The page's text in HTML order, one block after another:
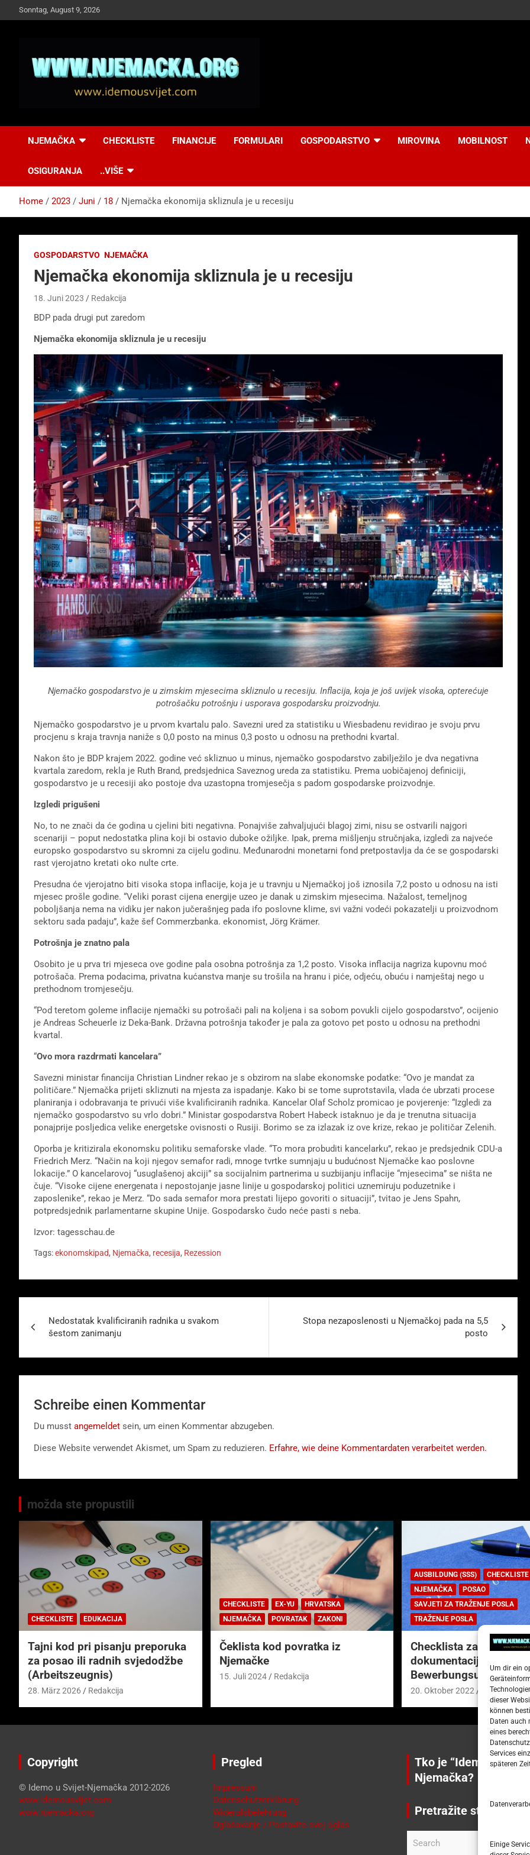
Um dir ein
dieser
können
Daten auch
eines
Services
späteren
Einige
to
Sonntag, August 9, 2026
Idemo u Svijet-
NJEMAČKA CHECKLISTE FINANCIJE FORMULARI GOSPODARSTVO MIROVINA MOBILNOST
OSIGURANJA ..VIŠE
Home 2023 Juni 18 Njemačka ekonomija skliznula je u recesiju
GOSPODARSTVO NJEMAČKA
Njemačka ekonomija skliznula je u recesiju
18. Juni 2023 Redakcija
BDP pada drugi put zaredom
Njemačka ekonomija skliznula je u recesiju
Njemačko gospodarstvo je u zimskim mjesecima skliznulo u recesiju. Inflacija, koja je još uvijek visoka, opterećuje
potrošačku potrošnju i usporava gospodarsku proizvodnju.
Njemačko gospodarstvo je u prvom kvartalu palo. Savezni ured za statistiku u Wiesbadenu revidirao je svoju prvu
procjenu s kraja travnja naniže s 0,0 posto na minus 0,3 posto u odnosu na prethodni kvartal.
Nakon što je BDP krajem 2022. godine već skliznuo u minus, njemačko gospodarstvo zabilježilo je dva negativna
kvartala zaredom, rekla je Ruth Brand, predsjednica Saveznog ureda za statistiku. Prema uobičajenoj definiciji,
gospodarstvo je u recesiji ako postoje dva uzastopna tromjesečja s padom gospodarske proizvodnje.
Izgledi prigušeni
No, to ne znači da će godina u cjelini biti negativna. Ponajviše zahvaljujući blagoj zimi, nisu se ostvarili najgori
scenariji – poput nedostatka plina koji bi ostavio duboke ožiljke. Ipak, prema mišljenju stručnjaka, izgledi za najveće
europsko gospodarstvo su skromni za cijelu godinu. Međunarodni monetarni fond pretpostavlja da će se gospodarski
rast vjerojatno kretati oko nulte crte.
Presudna će vjerojatno biti visoka stopa inflacije, koja je u travnju u Njemačkoj još iznosila 7,2 posto u odnosu na isti
mjesec prošle godine. “Veliki porast cijena energije uzeo je danak u zimskim mjesecima. Nažalost, temeljnog
poboljšanja nema na vidiku jer nakon jučerašnjeg pada ifo poslovne klime, svi važni vodeći pokazatelji u proizvodnom
sektoru sada padaju”, kaže šef Commerzbanka. ekonomist, Jörg Krämer.
Potrošnja je znatno pala
Osobito je u prva tri mjeseca ove godine pala osobna potrošnja za 1,2 posto. Visoka inflacija nagriza kupovnu moć
potrošača. Prema podacima, privatna kućanstva manje su trošila na hranu i piće, odjeću, obuću i namještaj nego u
prethodnom tromjesečju.
“Pod teretom goleme inflacije njemački su potrošači pali na koljena i sa sobom povukli cijelo gospodarstvo”, ocijenio
je Andreas Scheuerle iz Deka-Bank. Državna potrošnja također je pala za gotovo pet posto u odnosu na prethodni
kvartal.
“Ovo mora razdrmati kancelara”
Savezni ministar financija Christian Lindner rekao je s obzirom na slabe ekonomske podatke: “Ovo je mandat za
političare.” Njemačka prijeti skliznuti na mjesta za ispadanje. Kako bi se tome suprotstavila, vlada će ubrzati procese
planiranja i odobravanja te privući više kvalificiranih radnika. Kancelar Olaf Scholz promicao je povjerenje: “Izgledi za
njemačko gospodarstvo su vrlo dobri.” Ministar gospodarstva Robert Habeck istaknuo je da je trenutna situacija
ponajprije posljedica velike energetske ovisnosti o Rusiji. Borimo se za izlazak iz ove krize, rekao je političar Zelenih.
Oporba je kritizirala ekonomsku politiku semaforske vlade. “To mora probuditi kancelarku”, rekao je predsjednik CDU-a
Friedrich Merz. “Način na koji njegov semafor radi, mnoge tvrtke sumnjaju u budućnost Njemačke kao poslovne
lokacije.” O kancelarovoj “usuglašenoj akciji” sa socijalnim partnerima u suzbijanju inflacije “mjesecima” se ništa ne
čuje. “Visoke cijene energenata i nepostojanje jasne linije u gospodarskoj politici uznemiruju poduzetnike i
zaposlenike”, rekao je Merz. “Do sada semafor mora prestati lijepo govoriti o situaciji”, tvitao je Jens Spahn,
potpredsjednik parlamentarne skupine Unije. Gospodarsko čudo neće pasti s neba.
Izvor: tagesschau.de
Tags:ekonomskipad, Njemačka, recesija, Rezession
Nedostatak kvalificiranih radnika u svakom
šestom zanimanju
Stopa nezaposlenosti u Njemačkoj pada na 5,5
posto
Schreibe einen Kommentar
Du musst angemeldet sein, um einen Kommentar abzugeben.
Diese Website verwendet Akismet, um Spam zu reduzieren. Erfahre, wie deine Kommentardaten verarbeitet werden.
možda ste propustili
CHECKLISTE EDUKACIJA
Tajni kod pri pisanju preporuka
za posao ili radnih svjedodžbe
(Arbeitszeugnis)
28. März 2026 Redakcija
CHECKLISTE EX-YU
HRVATSKA
NJEMAČKA
POVRATAK ZAKONI
Čeklista kod povratka iz
Njemačke
15. Juli 2024 Redakcija
AUSBILDUNG (SSS)
CHECKLISTE
NJEMAČKA
POSAO
SAVJETI ZA TRAŽENJE POSLA
TRAŽENJE POSLA
Checklista za prijavnu
dokumentaciju (njem.
20. Oktober 2022 Redakcija
Copyright
© Idemo u Svijet-Njemačka 2012-2026
www.idemousvijet.com
www.njemacka.org
Pregled
Impressum
Datenschutzerklärung
Widerufsbelehrung
Oglašavanje / Postavite svoj oglas
Tko je “Idemo u
Njemačka?
Pretražite stranicu: